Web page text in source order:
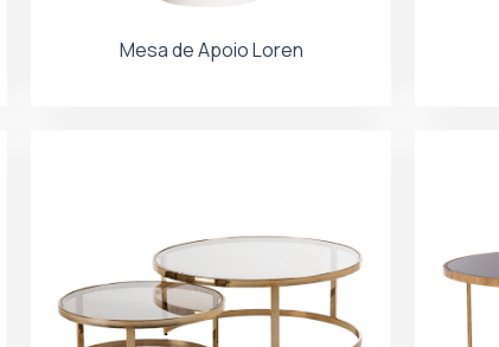
Mesa de Apoio Loren